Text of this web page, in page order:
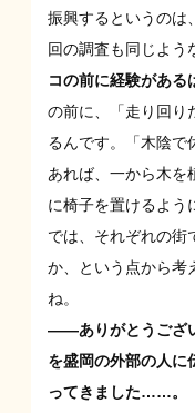
振興するというのは
回の調査も同じよう
コの前に経験がある
の前に、「走り回り
るんです。「木陰で
あれば、一から木を
に椅子を置けるよう
では、それぞれの街
か、という点から考
ね。
——ありがとうござ
を盛岡の外部の人に
ってきました……。